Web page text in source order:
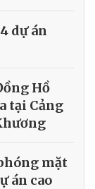
dự án
Hồ
tại Cảng
mặt
án cao